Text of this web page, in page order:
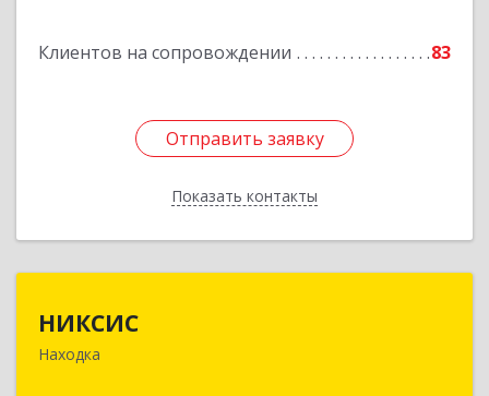
Клиентов на сопровождении 83
Отправить заявку
Показать контакты
Подробнее
Отправить заявку
Назад
НИКСИС
Находка